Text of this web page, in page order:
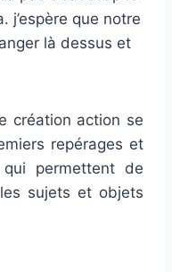
j’espère que notre
là dessus et
création action se
repérages et
permettent de
sujets et objets